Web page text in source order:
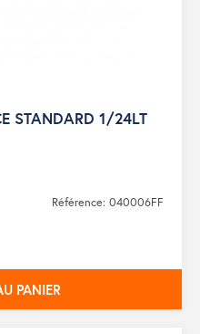
STANDARD 1/24LT
Référence: 040006FF
PANIER